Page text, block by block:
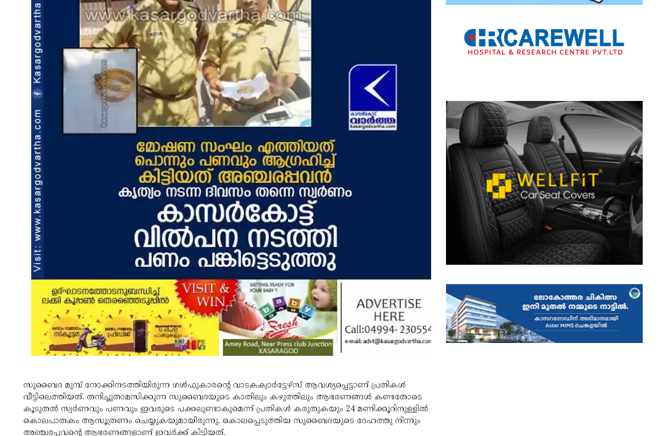
സുബൈദ മുമ്പ് നോക്കിനടത്തിയിരുന്ന ഗള്‍ഫുകാരന്റെ വാടകക്വാര്‍ട്ടേഴ്‌സ് ആവശ്യപ്പെട്ടാണ് പ്രതികള്‍
വീട്ടിലെത്തിയത്. തനിച്ചുതാമസിക്കുന്ന സുബൈദയുടെ കാതിലും കഴുത്തിലും ആഭരണങ്ങള്‍ കണ്ടതോടെ
കൂടുതല്‍ സ്വര്‍ണവും പണവും ഇവരുടെ പക്കലുണ്ടാകുമെന്ന് പ്രതികള്‍ കരുതുകയും 24 മണിക്കൂറിനുള്ളില്‍
കൊലപാതകം ആസൂത്രണം ചെയ്യുകയുമായിരുന്നു. കൊലപ്പെടുത്തിയ സുബൈദയുടെ ദേഹത്തു നിന്നും
അഞ്ചരപ്പവന്റെ ആഭരണങ്ങളാണ് ഇവര്‍ക്ക് കിട്ടിയത്.